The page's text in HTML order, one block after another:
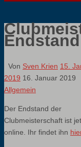
Endstand
Von Sven Krien 15.
2019 16. Januar 2019
Allgemein
Der Endstand der
Clubmeisterschaft ist
online. Ihr findet ihn